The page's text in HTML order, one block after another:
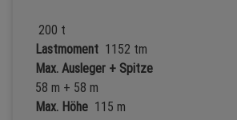
200 t
Lastmoment 1152 tm
Max. Ausleger + Spitze
58 m + 58 m
Max. Höhe 115 m